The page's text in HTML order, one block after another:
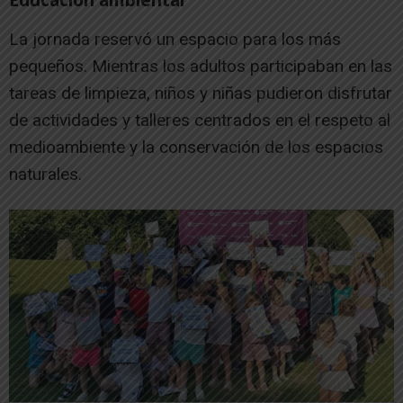
La jornada reservó un espacio para los más
pequeños. Mientras los adultos participaban en las
tareas de limpieza, niños y niñas pudieron disfrutar
de actividades y talleres centrados en el respeto al
medioambiente y la conservación de los espacios
naturales.